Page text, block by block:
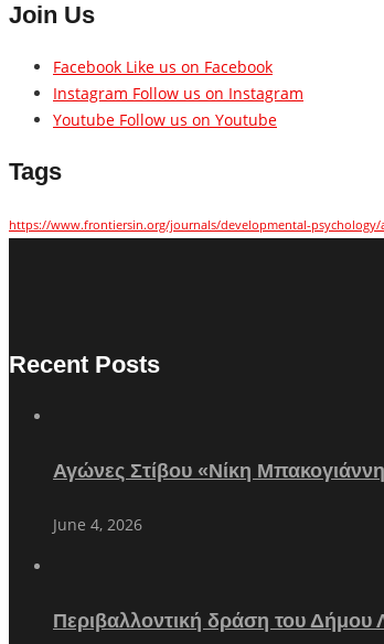
Join Us
Facebook Like us on Facebook
Instagram Follow us on Instagram
Youtube Follow us on Youtube
Tags
https://www.frontiersin.org/journals/developmental-psychology/
Recent Posts
Αγώνες Στίβου «Νίκη
June 4, 2026
Περιβαλλοντική δράση του